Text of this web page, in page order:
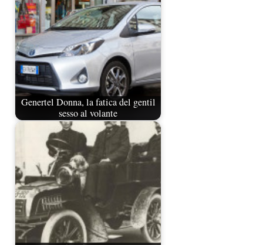
Genertel Donna, la fatica del gentil
sesso al volante